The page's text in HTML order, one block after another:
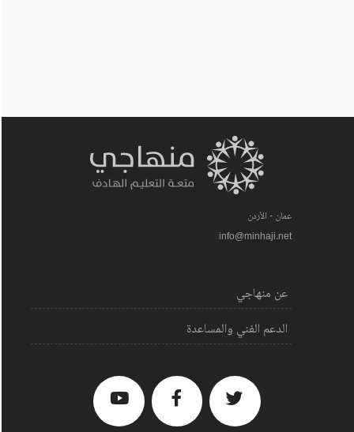
عمان - الأردن
info@minhaji.net
عن منهاجي
الدعم الفني والمساعدة